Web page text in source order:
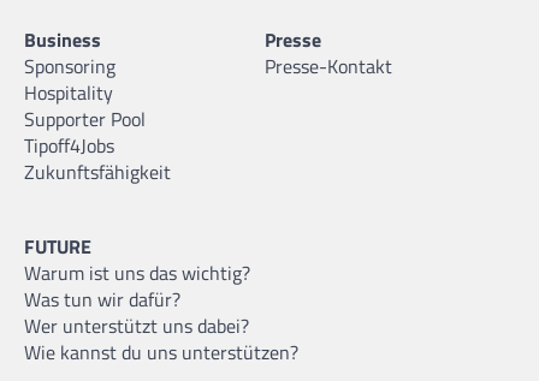
Business
Sponsoring
Hospitality
Supporter Pool
Tipoff4Jobs
Zukunftsfähigkeit
Presse
Presse-Kontakt
FUTURE
Warum ist uns das wichtig?
Was tun wir dafür?
Wer unterstützt uns dabei?
Wie kannst du uns unterstützen?